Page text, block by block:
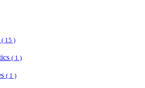
( 15 )
( 1 )
( 1 )